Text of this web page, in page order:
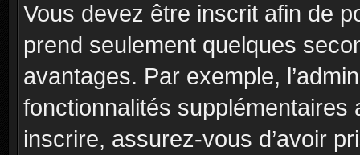
Vous devez être inscrit afin de
prend seulement quelques
avantages. Par exemple,
fonctionnalités
inscrire, assurez-vous d’avoir